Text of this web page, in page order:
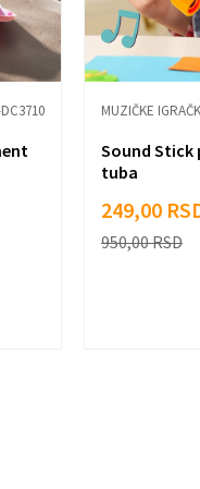
MUZIČKE
Sound Stick
tuba
249,00
950,00RSD